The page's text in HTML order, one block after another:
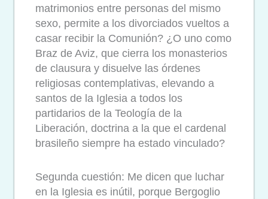
matrimonios entre personas del mismo
sexo, permite a los divorciados vueltos a
casar recibir la Comunión? ¿O uno como
Braz de Aviz, que cierra los monasterios
de clausura y disuelve las órdenes
religiosas contemplativas, elevando a
santos de la Iglesia a todos los
partidarios de la Teología de la
Liberación, doctrina a la que el cardenal
brasileño siempre ha estado vinculado?
Segunda cuestión: Me dicen que luchar
en la Iglesia es inútil, porque Bergoglio